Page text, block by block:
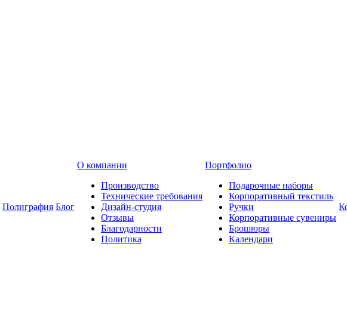
Полиграфия Блог
О компании
Производство
Технические требования
Дизайн-студия
Отзывы
Благодарности
Политика
Портфолио
Подарочные наборы
Корпоративный текстиль
Ручки
Корпоративные сувениры
Брошюры
Календари